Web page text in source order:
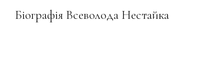
Біографія Всеволода Нестайка